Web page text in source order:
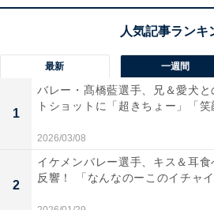
最新 一週間
1
バレー・髙橋藍選手、兄＆愛犬と
トショットに「超きちょー」「
2026/03/08
2
イケメンバレー選手、キス＆耳食
反響！ 「なんなのーこのイチャ